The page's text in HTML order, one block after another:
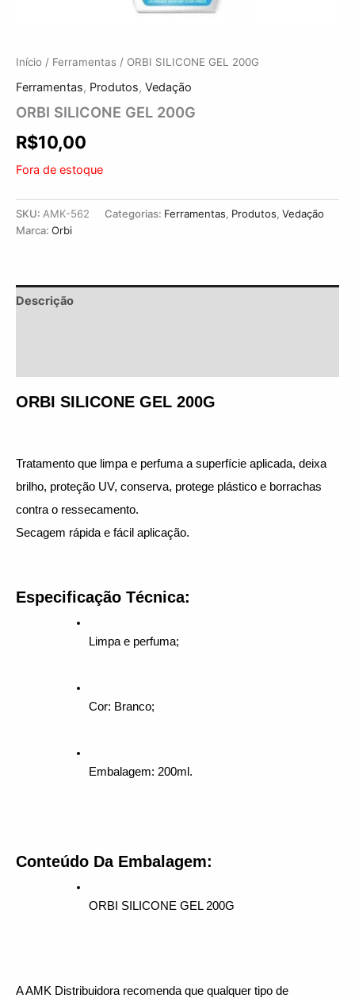
Início / Ferramentas / ORBI SILICONE GEL 200G
Ferramentas, Produtos, Vedação
ORBI SILICONE GEL 200G
R$10,00
Fora de estoque
SKU: AMK-562 Categorias: Ferramentas, Produtos, Vedação
Marca: Orbi
Descrição
ORBI SILICONE GEL 200G
Tratamento que limpa e perfuma a superfície aplicada, deixa
brilho, proteção UV, conserva, protege plástico e borrachas
contra o ressecamento.
Secagem rápida e fácil aplicação.
Especificação Técnica:
Limpa e perfuma;
Cor: Branco;
Embalagem: 200ml.
Conteúdo Da Embalagem:
ORBI SILICONE GEL 200G
A AMK Distribuidora recomenda que qualquer tipo de